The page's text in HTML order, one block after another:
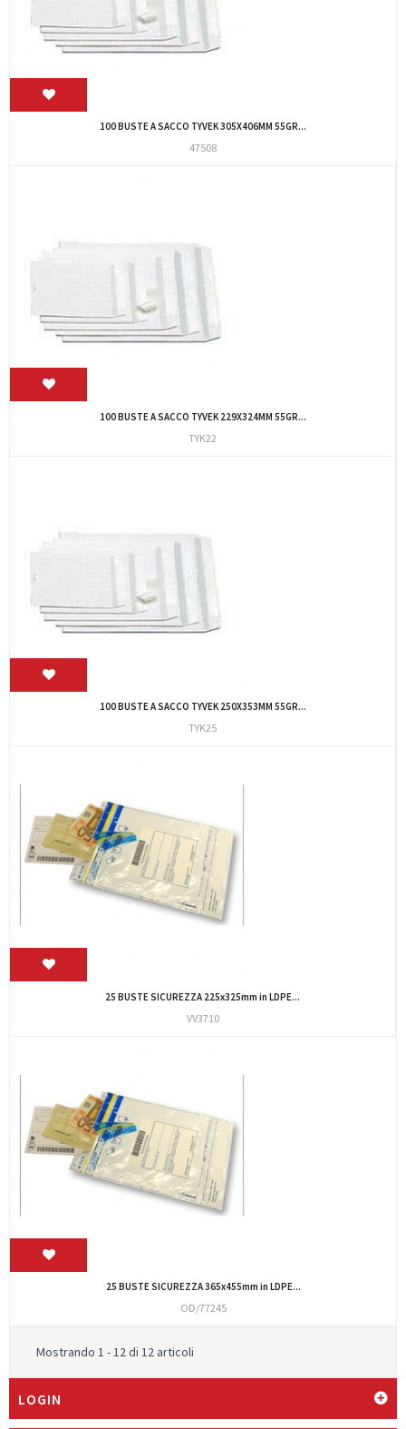
100 BUSTE A SACCO TYVEK 305X406MM 55GR...
47508
100 BUSTE A SACCO TYVEK 229X324MM 55GR...
TYK22
100 BUSTE A SACCO TYVEK 250X353MM 55GR...
TYK25
25 BUSTE SICUREZZA 225x325mm in LDPE...
VV3710
25 BUSTE SICUREZZA 365x455mm in LDPE...
OD/77245
Mostrando 1 - 12 di 12 articoli
LOGIN